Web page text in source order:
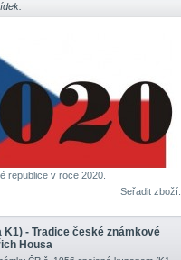
republice v roce 2020.
Seřadit zboží:
K1) - Tradice české známkové
Housa